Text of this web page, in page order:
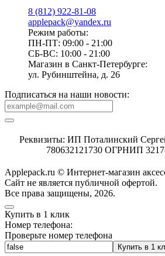
8 (812) 922-81-08
applepack@yandex.ru
Режим работы:
ПН-ПТ: 09:00 - 21:00
СБ-ВС: 10:00 - 21:00
Магазин в Санкт-Петербурге:
ул. Рубинштейна, д. 26
Подписаться на наши новости:
Реквизиты: ИП Поталинский
780632121730 ОГРНИП
Applepack.ru © Интернет-магазин
Cайт не является публичной офертой.
Все права защищены, 2026.
Купить в 1 клик
Номер телефона:
Проверьте номер телефона
Купить в 1